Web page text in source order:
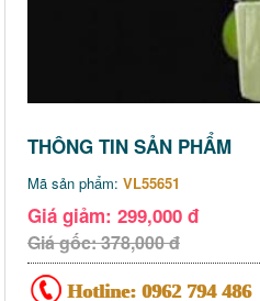
THÔNG TIN SẢN PHẨM
Mã sản phẩm: VL55651
Giá giảm: 299,000 đ
Giá gốc: 378,000 đ
Hotline: 0962 794 486